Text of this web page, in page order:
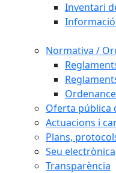
Inventari
Normativa /
Oferta pública
Actuacions i
Plans,
Seu electrònica
Transparència